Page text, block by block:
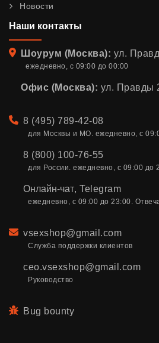
Новости
Наши контакты
Адрес
Шоурум (Москва): ул.
ежедневно, с 09:00 до 00:00
Офис (Москва): ул. Правды
Телефон
8 (495) 789-42-08
для Москвы и МО. ежедневно, с
8 (800) 100-76-55
для России. ежедневно, с 09:00 до
Онлайн-чат, Telegram
ежедневно, с 09:00 до 23:00.
Email
vsexshop@gmail.com
Служба поддержки клиентов
ceo.vsexshop@gmail.com
Руководство
Bug bounty